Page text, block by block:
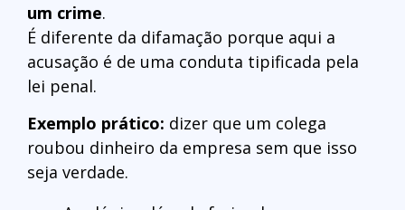
um crime.
É diferente da difamação porque aqui a
acusação é de uma conduta tipificada pela
lei penal.
Exemplo prático: dizer que um colega
roubou dinheiro da empresa sem que isso
seja verdade.